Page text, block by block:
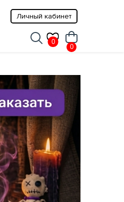
0
Личный кабинет
0